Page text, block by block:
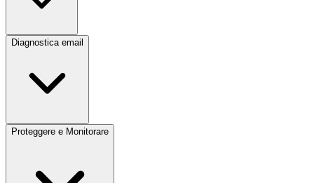
Diagnostica email
Proteggere e Monitorare